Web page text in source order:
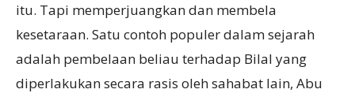
itu. Tapi memperjuangkan dan membela
kesetaraan. Satu contoh populer dalam sejarah
adalah pembelaan beliau terhadap Bilal yang
diperlakukan secara rasis oleh sahabat lain, Abu